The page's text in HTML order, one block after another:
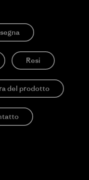
Resi
del prodotto